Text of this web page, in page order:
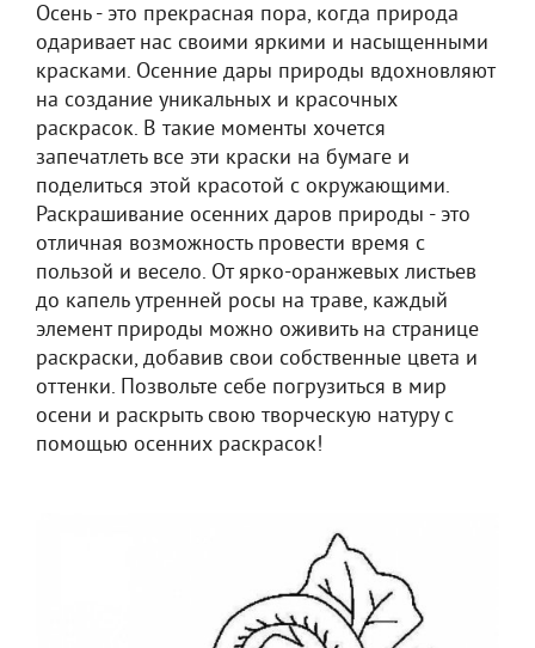
Осень - это прекрасная пора, когда природа
одаривает нас своими яркими и насыщенными
красками. Осенние дары природы вдохновляют
на создание уникальных и красочных
раскрасок. В такие моменты хочется
запечатлеть все эти краски на бумаге и
поделиться этой красотой с окружающими.
Раскрашивание осенних даров природы - это
отличная возможность провести время с
пользой и весело. От ярко-оранжевых листьев
до капель утренней росы на траве, каждый
элемент природы можно оживить на странице
раскраски, добавив свои собственные цвета и
оттенки. Позвольте себе погрузиться в мир
осени и раскрыть свою творческую натуру с
помощью осенних раскрасок!